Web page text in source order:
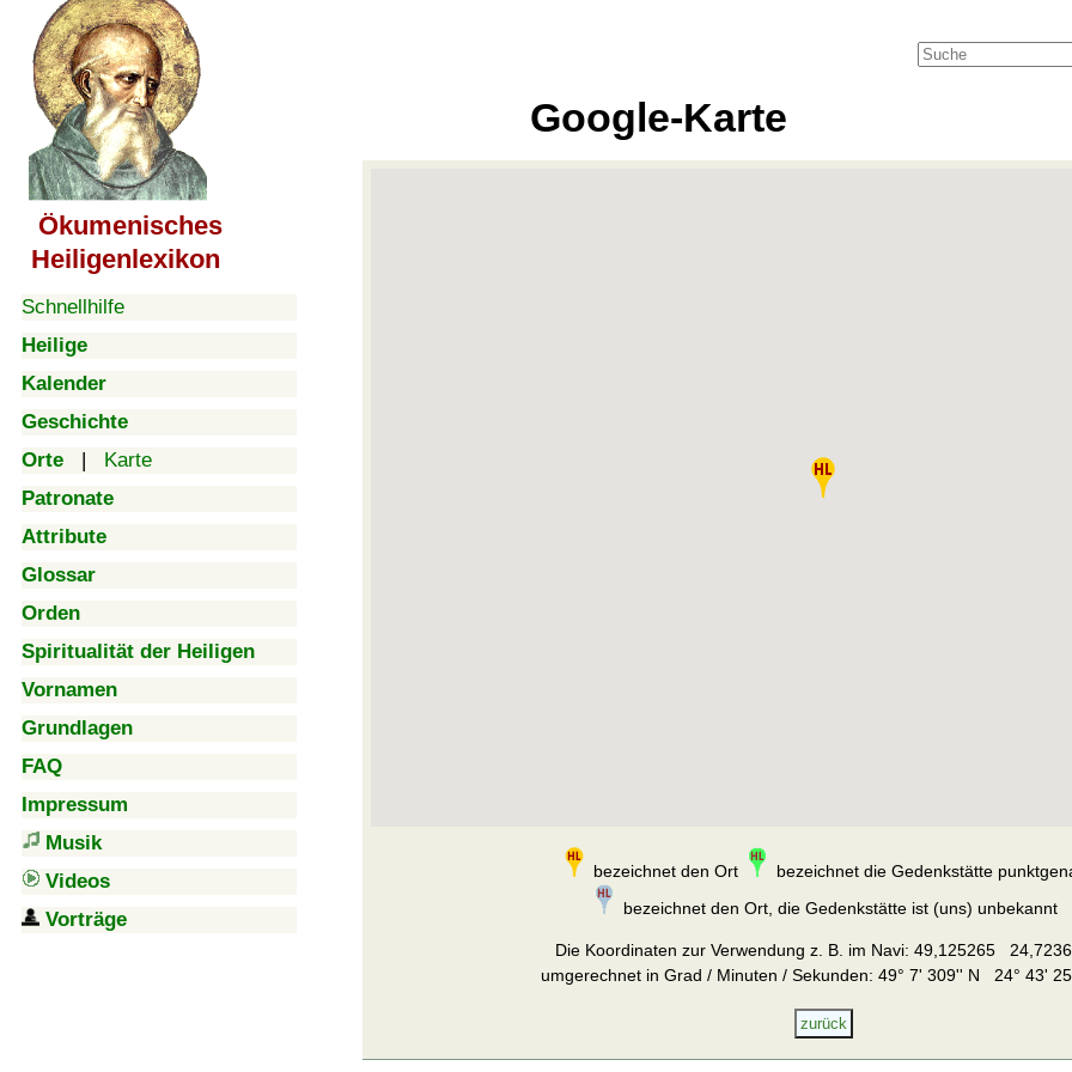
Ökumenisches
Heiligenlexikon
Schnellhilfe
Heilige
Kalender
Geschichte
Orte | Karte
Patronate
Attribute
Glossar
Orden
Spiritualität der Heiligen
Vornamen
Grundlagen
FAQ
Impressum
Musik
Videos
Vorträge
Google-Karte
bezeichnet den Ort
bezeichnet die Gedenkstätte
bezeichnet den Ort, die Gedenkstätte ist (uns) unbekannt
Die Koordinaten zur Verwendung z. B. im Navi: 49,125265
umgerechnet in Grad / Minuten / Sekunden: 49° 7' 309'' N 24° 43'